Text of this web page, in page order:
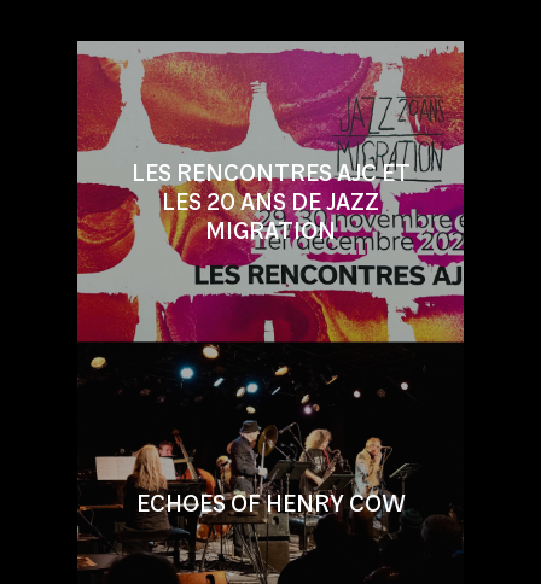
LES RENCONTRES AJC ET
LES 20 ANS DE JAZZ
MIGRATION
ECHOES OF HENRY COW